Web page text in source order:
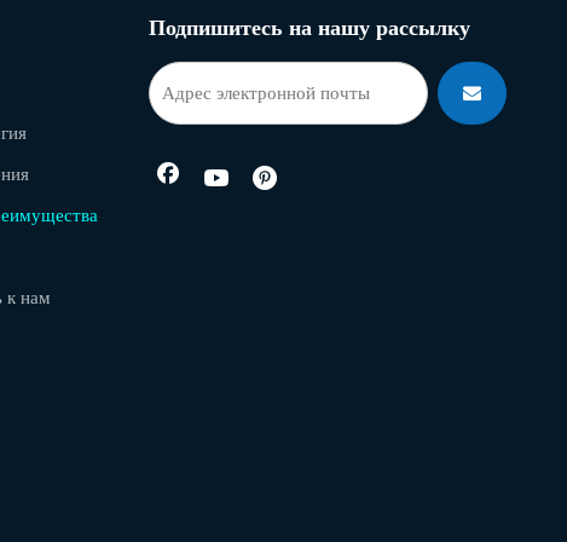
к нам
Подпишитесь на нашу рассылку